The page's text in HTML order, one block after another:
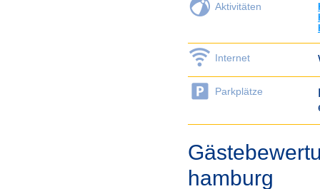
Aktivitäten
Internet
Parkplätze
hamburg